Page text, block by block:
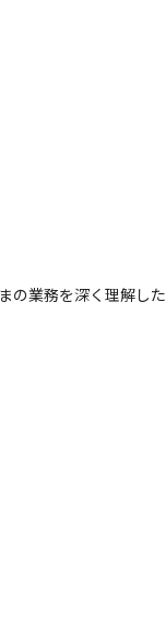
の業務を深く理解した